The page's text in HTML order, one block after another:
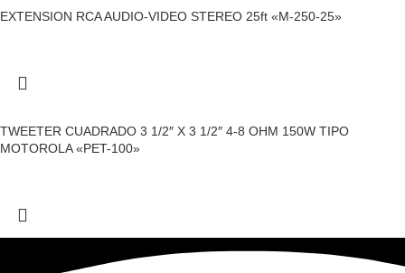
EXTENSION RCA AUDIO-VIDEO STEREO 25ft «M-250-25»
TWEETER CUADRADO 3 1/2″ X 3 1/2″ 4-8 OHM 150W TIPO
MOTOROLA «PET-100»